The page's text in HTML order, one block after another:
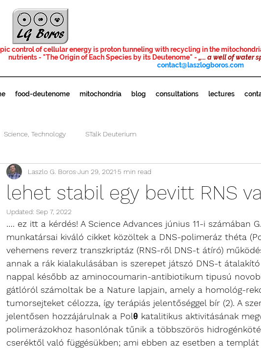
control of cellular energy is proton tunneling with recycling in the
nutrients - "The Origin of Each Species by its Deutenome" - „... a well of water
contact@laszlogboros.com
food-deutenome mitochondria blog consultations lectures
Science, Technology STalk Deuterium
lehet stabil egy bevitt RNS
Laszlo G. Boros Jun 29, 2021 5 min read
Updated: Sep 7, 2022
…. ez itt a kérdés! A Science Advances június 11-i számában
munkatársai kiváló cikket közöltek a DNS-polimeráz théta
vehemens reverz transzkriptáz (RNS-ről DNS-t átíró)
annak a rák kialakulásában is szerepet játszó DNS-t átalakító
nappal később az aminocoumarin-antibiotikum tipusú
gátlóról számoltak be a Nature lapjain, amely a homológ-
tumorsejteket célozza, így terápiás jelentőséggel bír (2). A
jelentősen hozzájárulnak a Polθ katalitikus aktivitásának
polimerázokhoz hasonlónak tűnik a többszörös
cseréktől való függésükben; ami ebben az esetben a templát